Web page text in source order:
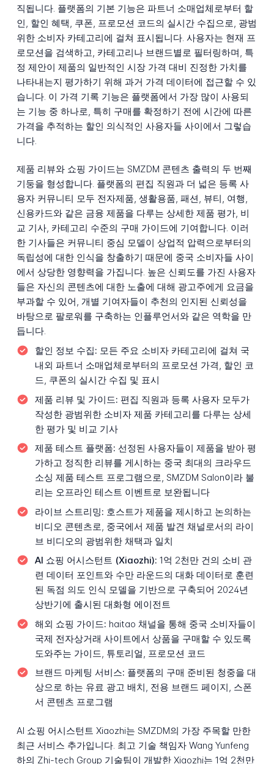
직됩니다. 플랫폼의 기본 기능은 파트너 소매업체로부터 할
인, 할인 혜택, 쿠폰, 프로모션 코드의 실시간 수집으로, 광범
위한 소비자 카테고리에 걸쳐 표시됩니다. 사용자는 현재 프
로모션을 검색하고, 카테고리나 브랜드별로 필터링하며, 특
정 제안이 제품의 일반적인 시장 가격 대비 진정한 가치를
나타내는지 평가하기 위해 과거 가격 데이터에 접근할 수 있
습니다. 이 가격 기록 기능은 플랫폼에서 가장 많이 사용되
는 기능 중 하나로, 특히 구매를 확정하기 전에 시간에 따른
가격을 추적하는 할인 의식적인 사용자들 사이에서 그렇습
니다.
제품 리뷰와 쇼핑 가이드는 SMZDM 콘텐츠 출력의 두 번째
기둥을 형성합니다. 플랫폼의 편집 직원과 더 넓은 등록 사
용자 커뮤니티 모두 전자제품, 생활용품, 패션, 뷰티, 여행,
신용카드와 같은 금융 제품을 다루는 상세한 제품 평가, 비
교 기사, 카테고리 수준의 구매 가이드에 기여합니다. 이러
한 기사들은 커뮤니티 중심 모델이 상업적 압력으로부터의
독립성에 대한 인식을 창출하기 때문에 중국 소비자들 사이
에서 상당한 영향력을 가집니다. 높은 신뢰도를 가진 사용자
들은 자신의 콘텐츠에 대한 노출에 대해 광고주에게 요금을
부과할 수 있어, 개별 기여자들이 추천의 인지된 신뢰성을
바탕으로 팔로워를 구축하는 인플루언서와 같은 역학을 만
듭니다.
할인 정보 수집: 모든 주요 소비자 카테고리에 걸쳐 국
내외 파트너 소매업체로부터의 프로모션 가격, 할인 코
드, 쿠폰의 실시간 수집 및 표시
제품 리뷰 및 가이드: 편집 직원과 등록 사용자 모두가
작성한 광범위한 소비자 제품 카테고리를 다루는 상세
한 평가 및 비교 기사
제품 테스트 플랫폼: 선정된 사용자들이 제품을 받아 평
가하고 정직한 리뷰를 게시하는 중국 최대의 크라우드
소싱 제품 테스트 프로그램으로, SMZDM Salon이라 불
리는 오프라인 테스트 이벤트로 보완됩니다
라이브 스트리밍: 호스트가 제품을 제시하고 논의하는
비디오 콘텐츠로, 중국에서 제품 발견 채널로서의 라이
브 비디오의 광범위한 채택과 일치
AI 쇼핑 어시스턴트 (Xiaozhi): 1억 2천만 건의 소비 관
련 데이터 포인트와 수만 라운드의 대화 데이터로 훈련
된 독점 의도 인식 모델을 기반으로 구축되어 2024년
상반기에 출시된 대화형 에이전트
해외 쇼핑 가이드: haitao 채널을 통해 중국 소비자들이
국제 전자상거래 사이트에서 상품을 구매할 수 있도록
도와주는 가이드, 튜토리얼, 프로모션 코드
브랜드 마케팅 서비스: 플랫폼의 구매 준비된 청중을 대
상으로 하는 유료 광고 배치, 전용 브랜드 페이지, 스폰
서 콘텐츠 프로그램
AI 쇼핑 어시스턴트 Xiaozhi는 SMZDM의 가장 주목할 만한
최근 서비스 추가입니다. 최고 기술 책임자 Wang Yunfeng
하의 Zhi-tech Group 기술팀이 개발한 Xiaozhi는 1억 2천만